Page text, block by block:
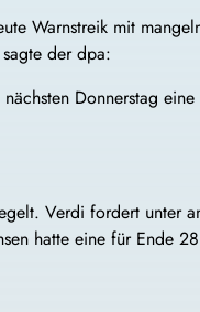
Warnstreik mit
der dpa:
Donnerstag
Verdi fordert unter
hatte eine für Ende